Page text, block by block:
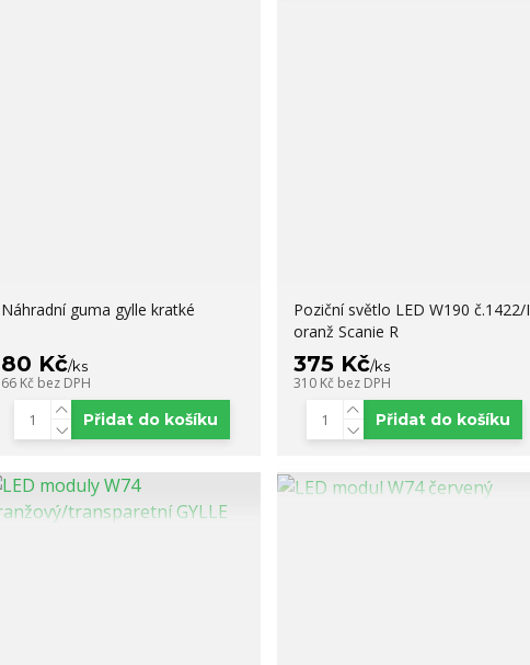
Náhradní guma gylle kratké
80 Kč/ks
66 Kč bez DPH
Přidat do košíku
Poziční světlo LED W190 č.1422/I
oranž Scanie R
375 Kč/ks
310 Kč bez DPH
Přidat do košíku